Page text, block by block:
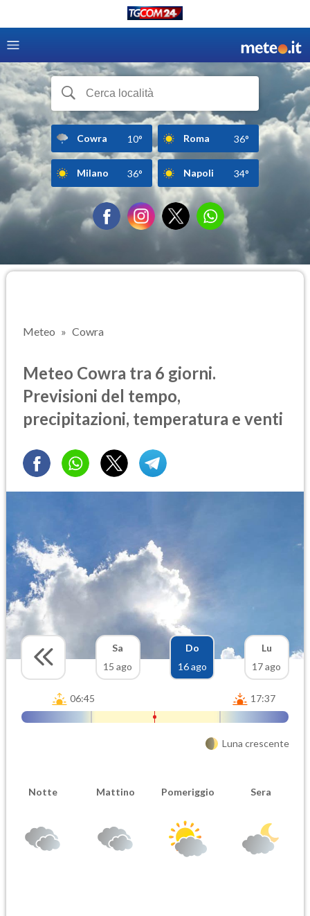
Cowra 10° Roma 36°
Milano 36° Napoli 34°
Meteo Cowra
Meteo Cowra tra 6 giorni.
Previsioni del tempo,
precipitazioni, temperatura e venti
Sa
15 ago
Do
16 ago
Lu
17 ago
06:45 17:37
Luna crescente
Notte Mattino Pomeriggio Sera